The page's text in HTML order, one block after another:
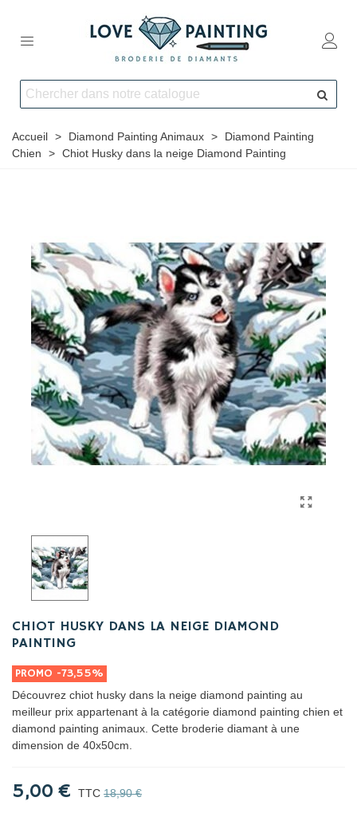
Accueil > Diamond Painting Animaux >
Diamond Painting
Chien
> Chiot Husky dans la neige Diamond Painting
CHIOT HUSKY DANS LA NEIGE DIAMOND
PAINTING
PROMO -73,55%
Découvrez chiot husky dans la neige diamond painting au
meilleur prix appartenant à la catégorie diamond painting chien et
diamond painting animaux. Cette broderie diamant à une
dimension de 40x50cm.
5,00 € TTC 18,90 €